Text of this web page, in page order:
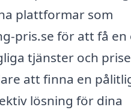
plattformar som
pris.se för att få en
tjänster och
att finna en
lösning för dina